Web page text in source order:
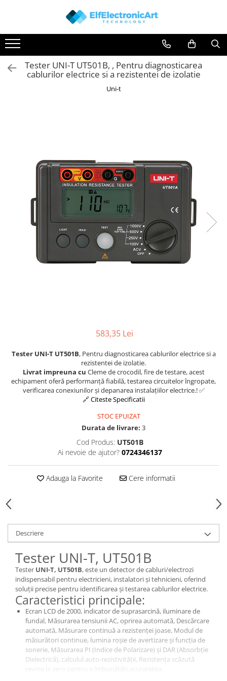
Toate Produsele
Audio
Auto
Instrumente de masura si control
Osciloscoape
Accesorii
Osciloscoape AXIOMET
Osciloscoape B&K PRECISION
Osciloscoape FLUKE
Osciloscoape GW INSTEK
Osciloscoape TELEDYNE LECROY
Osciloscoape UNI-T
Tester UNI-T UT501B, , Pentru diagnosticarea
cablurilor electrice si a rezistentei de izolatie
Uni-t
583,35 Lei
Tester UNI-T UT501B, Pentru diagnosticarea cablurilor electrice si a
rezistentei de izolatie.
Livrat impreuna cu Cleme de crocodil, fire de testare, acest
echipament oferă performanță fiabilă, testarea circuitelor îngropate,
verificarea conexiunilor și depanarea instalațiilor electrice.! ✅
🔗 Citeste Specificatii
STOC EPUIZAT
Durata de livrare: 3
Cod Produs: UT501B
Ai nevoie de ajutor? 0724346137
Adauga la Favorite Cere informatii
Descriere
Tester UNI-T, UT501B
Tester UNI-T, UT501B, este un detector de cabluri/electrozi
indispensabil pentru electricieni, instalatori și tehnicieni, oferind
soluții precise pentru identificarea și testarea cablurilor electrice.
Caracteristici principale:
Ecran LCD de 2000, indicator de suprasarcină, iluminare de
fundal, Măsurarea tensiunii AC, oprirea automată, Descărcare
automată, Măsurare continuă a rezistenței joase, Modul de
măsurători continue, lumina roșie de avertizare și funcția de
sonerie, Măsurarea PI (Indice de Polarizare) și DAR (Absorbție
Dielectrică), calculul auto-rezistivității, Rezistența scăzută
revine la zero pentru a îmbunătăți acuratețea.